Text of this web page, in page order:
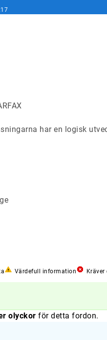
har en logisk
Värdefull information
olyckor för detta fordon.